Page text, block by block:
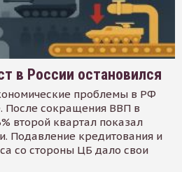
в России остановился
проблемы в РФ
После сокращения ВВП в
второй квартал показал
Подавление кредитования и
со стороны ЦБ дало свои